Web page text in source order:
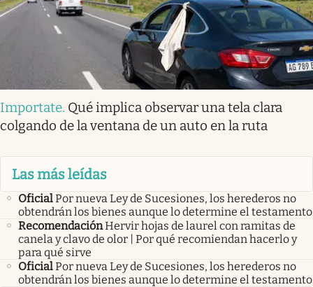
Importate. Qué implica observar una tela clara
colgando de la ventana de un auto en la ruta
Las más leídas
OficialPor nueva Ley de Sucesiones, los herederos no
obtendrán los bienes aunque lo determine el testamento
RecomendaciónHervir hojas de laurel con ramitas de
canela y clavo de olor | Por qué recomiendan hacerlo y
para qué sirve
OficialPor nueva Ley de Sucesiones, los herederos no
obtendrán los bienes aunque lo determine el testamento